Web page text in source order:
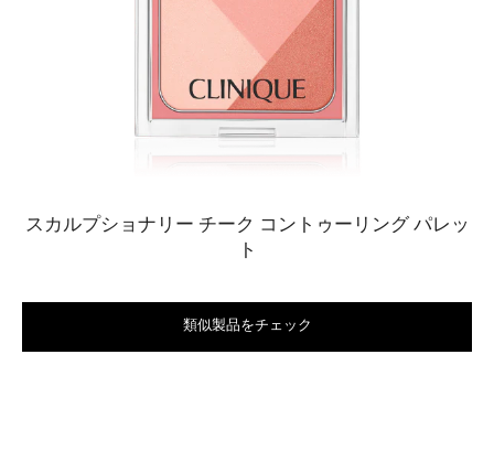
スカルプショナリー チーク コントゥーリング パレッ
ト
類似製品をチェック